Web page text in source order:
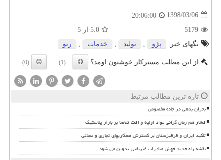
1398/03/06
20:06:00
5179
5.0 از 5
تگهای خبر:
پژو , تولید , خدمات , رنو
از این مطلب مسترکار خوشتون اومد؟ (1)
(0)
تازه ترین مطالب مرتبط
بحران بدهی در جاده مخصوص
فشار هم زمان گرانی مواد اولیه و افت تقاضا بر بازار پلاستیک
تأکید ایران و قرقیزستان بر گسترش همکاریهای تجاری و معدنی
نقشه راه جدید جهش صادرات غیرنفتی تدوین می شود